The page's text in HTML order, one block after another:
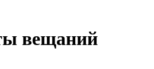
вещаний